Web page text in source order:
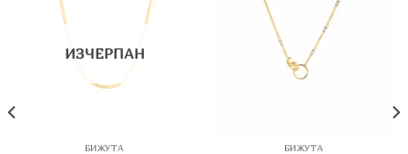
ИЗЧЕРПАН
БИЖУТА БИЖУТА